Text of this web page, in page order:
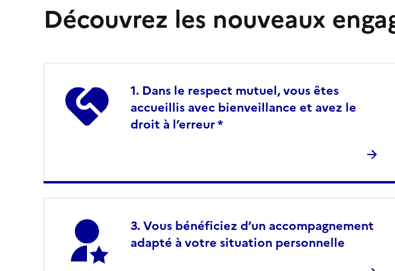
Découvrez les nouveaux
Dans le respect mutuel, vous êtes
accueillis avec bienveillance et avez le
droit à l’erreur *
Vous bénéficiez d’un accompagnement
adapté à votre situation personnelle